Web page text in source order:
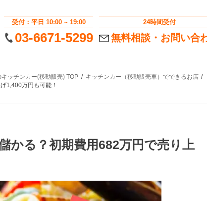
受付：平日 10:00 ~ 19:00
03-6671-5299
24時間受付
無料相談・お問い合
キッチンカー(移動販売) TOP
キッチンカー（移動販売車）でできるお店
1,400万円も可能！
かる？初期費用682万円で売り上